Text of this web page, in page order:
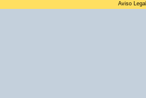
Aviso Legal